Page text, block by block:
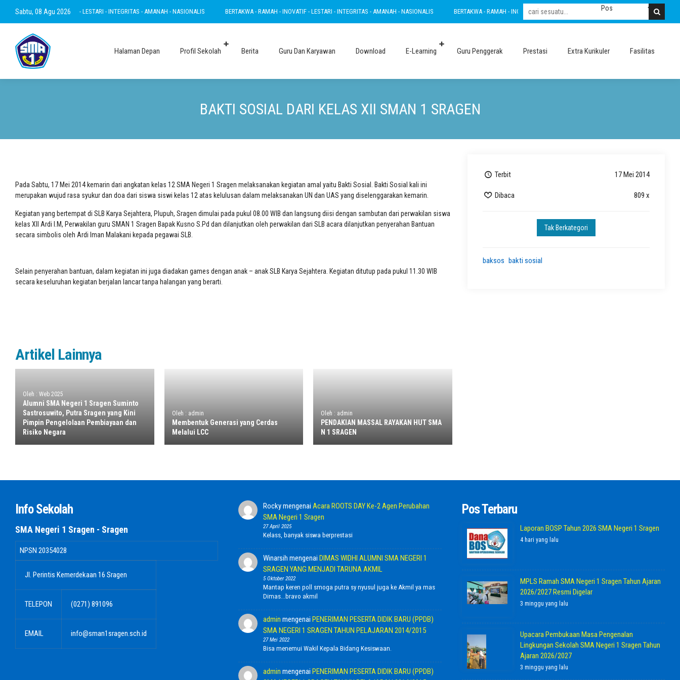
Sabtu, 08 Agu 2026
- RAMAH - INOVATIF - LESTARI - INTEGRITAS - AMANAH - NASIONALIS BERTAKWA - RAMAH - INOVATIF - LESTARI - INTEGRITAS - AMANAH - NASIONALIS BERTAKWA - RAMAH - INOVATIF - LESTARI - INTEGRITAS - AMANAH - NASIONALIS
Halaman Depan Profil Sekolah Berita Guru Dan Karyawan Download E-Learning Guru Penggerak Prestasi Extra Kurikuler Fasilitas
BAKTI SOSIAL DARI KELAS XII SMAN 1 SRAGEN
Pada Sabtu, 17 Mei 2014 kemarin dari angkatan kelas 12 SMA Negeri 1 Sragen melaksanakan kegiatan amal yaitu Bakti Sosial. Bakti Sosial kali ini
merupakan wujud rasa syukur dan doa dari siswa siswi kelas 12 atas kelulusan dalam melaksanakan UN dan UAS yang diselenggarakan kemarin.
Kegiatan yang bertempat di SLB Karya Sejahtera, Plupuh, Sragen dimulai pada pukul 08.00 WIB dan langsung diisi dengan sambutan dari perwakilan siswa
kelas XII Ardi I.M, Perwakilan guru SMAN 1 Sragen Bapak Kusno S.Pd dan dilanjutkan oleh perwakilan dari SLB acara dilanjutkan penyerahan Bantuan
secara simbolis oleh Ardi Iman Malakani kepada pegawai SLB.
Selain penyerahan bantuan, dalam kegiatan ini juga diadakan games dengan anak – anak SLB Karya Sejahtera. Kegiatan ditutup pada pukul 11.30 WIB
secara keseluruhan kegiatan berjalan lancar tanpa halangan yang berarti.
Artikel Lainnya
Oleh : Web 2025
Alumni SMA Negeri 1 Sragen Suminto
Sastrosuwito, Putra Sragen yang Kini
Pimpin Pengelolaan Pembiayaan dan
Risiko Negara
Oleh : admin
Membentuk Generasi yang Cerdas
Melalui LCC
Oleh : admin
PENDAKIAN MASSAL RAYAKAN HUT SMA
N 1 SRAGEN
Terbit 17 Mei 2014
Dibaca 809 x
Tak Berkategori
baksos bakti sosial
Info Sekolah
SMA Negeri 1 Sragen - Sragen
NPSN 20354028
Jl. Perintis Kemerdekaan 16 Sragen
TELEPON (0271) 891096
EMAIL info@sman1sragen.sch.id
RockymengenaiAcara ROOTS DAY Ke-2 Agen Perubahan
SMA Negeri 1 Sragen
27 April 2025
Kelass, banyak siswa berprestasi
Winarsih mengenaiDIMAS WIDHI ALUMNI SMA NEGERI 1
SRAGEN YANG MENJADI TARUNA AKMIL
5 Oktober 2022
Mantap keren poll smoga putra sy nyusul juga ke Akmil ya mas
Dimas...bravo akmil
admin mengenaiPENERIMAN PESERTA DIDIK BARU (PPDB)
SMA NEGERI 1 SRAGEN TAHUN PELAJARAN 2014/2015
27 Mei 2022
Bisa menemui Wakil Kepala Bidang Kesiswaan.
admin mengenaiPENERIMAN PESERTA DIDIK BARU (PPDB)
Pos Terbaru
Laporan BOSP Tahun 2026 SMA Negeri 1 Sragen
4 hari yang lalu
MPLS Ramah SMA Negeri 1 Sragen Tahun Ajaran
2026/2027 Resmi Digelar
3 minggu yang lalu
Upacara Pembukaan Masa Pengenalan
Lingkungan Sekolah SMA Negeri 1 Sragen Tahun
Ajaran 2026/2027
3 minggu yang lalu